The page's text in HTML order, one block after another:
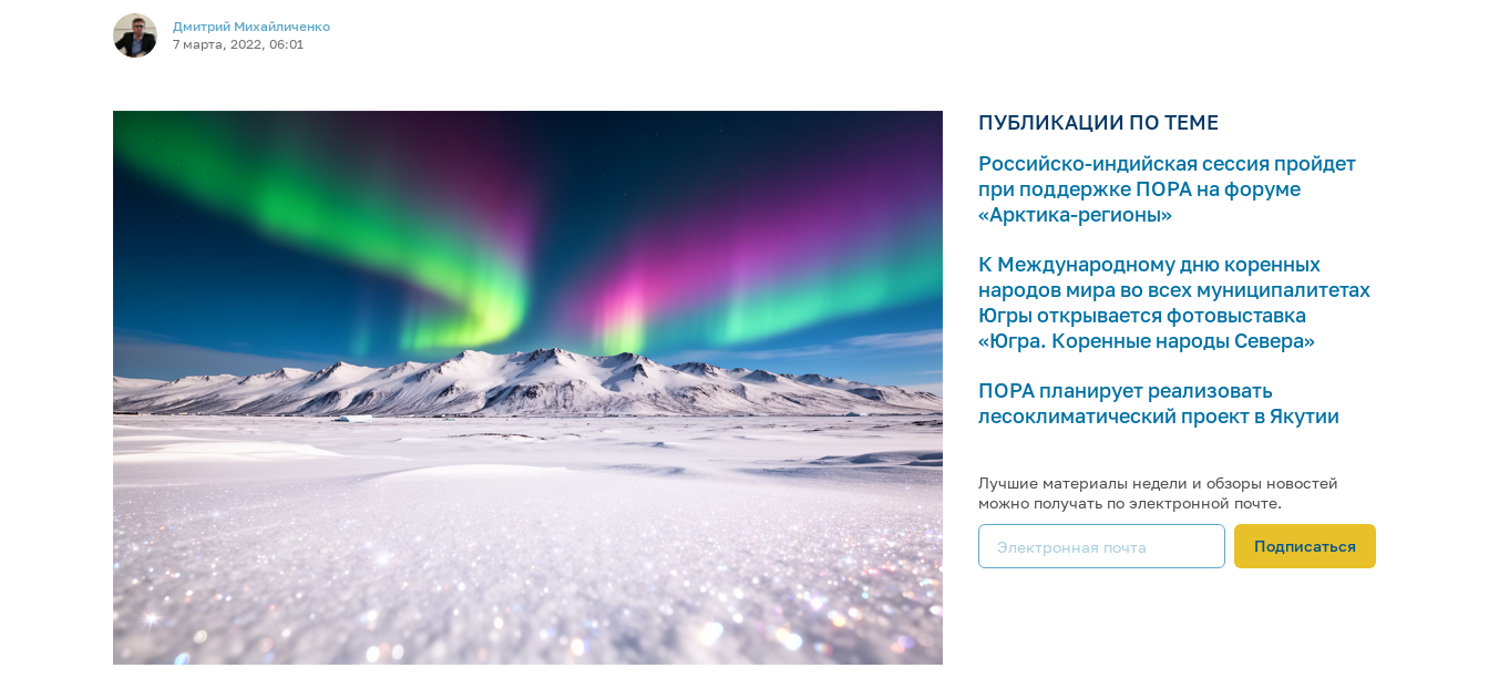
Дмитрий Михайличенко
7 марта, 2022, 06:01
ПУБЛИКАЦИИ ПО ТЕМЕ
Российско-индийская сессия пройдет
при поддержке ПОРА на форуме
«Арктика-регионы»
К Международному дню коренных
народов мира во всех муниципалитетах
Югры открывается фотовыставка
«Югра. Коренные народы Севера»
ПОРА планирует реализовать
лесоклиматический проект в Якутии
Лучшие материалы недели и обзоры новостей
можно получать по электронной почте.
Подписаться